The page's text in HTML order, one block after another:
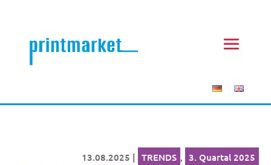
13.08.2025 | TRENDS , 3. Quartal 2025